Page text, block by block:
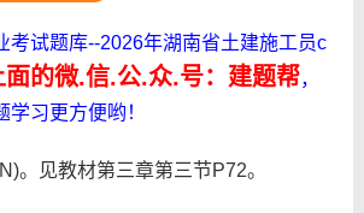
考试题库--2026年湖南省土建施工员c
面的微.信.公.众.号：建题帮，
习更方便哟！
。见教材第三章第三节P72。